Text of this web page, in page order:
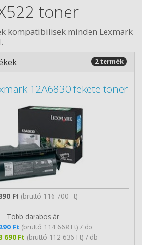
toner
kompatibilisek minden Lexmark
2 termék
12A6830 fekete toner
Ft (bruttó 116 700 Ft)
Több darabos ár
Ft (bruttó 114 668 Ft) / db
690 Ft (bruttó 112 636 Ft) / db